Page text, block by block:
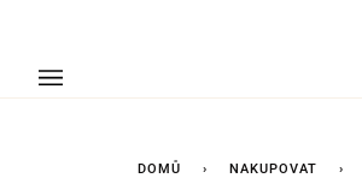
DOMŮ › NAKUPOVAT ›